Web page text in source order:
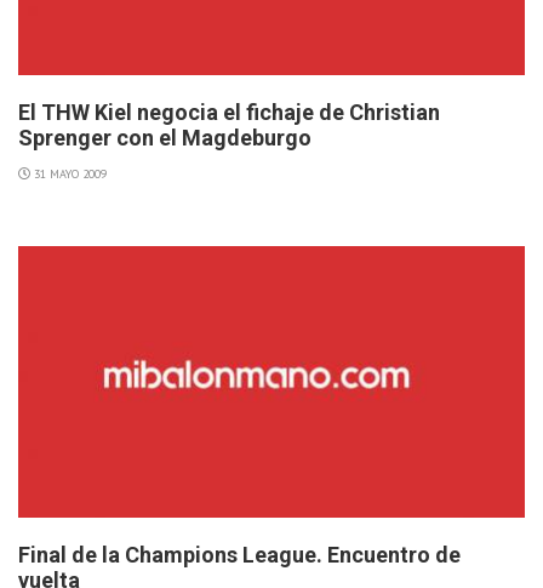
El THW Kiel negocia el fichaje de Christian
Sprenger con el Magdeburgo
31 MAYO 2009
Final de la Champions League. Encuentro de
vuelta